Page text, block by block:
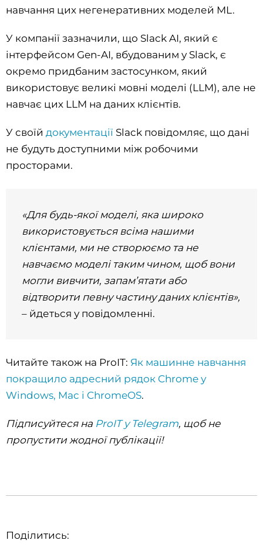
навчання цих негенеративних моделей ML.
У компанії зазначили, що Slack AI, який є
інтерфейсом Gen-AI, вбудованим у Slack, є
окремо придбаним застосунком, який
використовує великі мовні моделі (LLM), але не
навчає цих LLM на даних клієнтів.
У своїй документації Slack повідомляє, що дані
не будуть доступними між робочими
просторами.
«Для будь-якої моделі, яка широко
використовується всіма нашими
клієнтами, ми не створюємо та не
навчаємо моделі таким чином, щоб вони
могли вивчити, запам’ятати або
відтворити певну частину даних клієнтів»,
– йдеться у повідомленні.
Читайте також на ProIT: Як машинне навчання
покращило адресний рядок Chrome у
Windows, Mac і ChromeOS.
Підписуйтеся на ProIT у Telegram, щоб не
пропустити жодної публікації!
Поділитись: